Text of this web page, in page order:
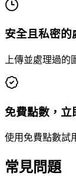
安全且私密的
上傳並處理過
免費點數，立
使用免費點數試
常見問題